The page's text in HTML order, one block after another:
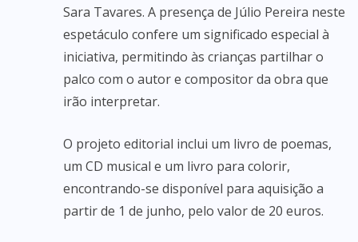
Sara Tavares. A presença de Júlio Pereira neste
espetáculo confere um significado especial à
iniciativa, permitindo às crianças partilhar o
palco com o autor e compositor da obra que
irão interpretar.
O projeto editorial inclui um livro de poemas,
um CD musical e um livro para colorir,
encontrando-se disponível para aquisição a
partir de 1 de junho, pelo valor de 20 euros.